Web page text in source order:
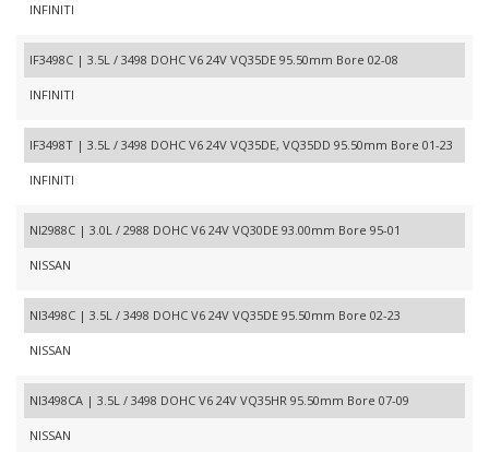
INFINITI
IF3498C | 3.5L / 3498 DOHC V6 24V VQ35DE 95.50mm Bore 02-08
INFINITI
IF3498T | 3.5L / 3498 DOHC V6 24V VQ35DE, VQ35DD 95.50mm Bore 01-23
INFINITI
NI2988C | 3.0L / 2988 DOHC V6 24V VQ30DE 93.00mm Bore 95-01
NISSAN
NI3498C | 3.5L / 3498 DOHC V6 24V VQ35DE 95.50mm Bore 02-23
NISSAN
NI3498CA | 3.5L / 3498 DOHC V6 24V VQ35HR 95.50mm Bore 07-09
NISSAN